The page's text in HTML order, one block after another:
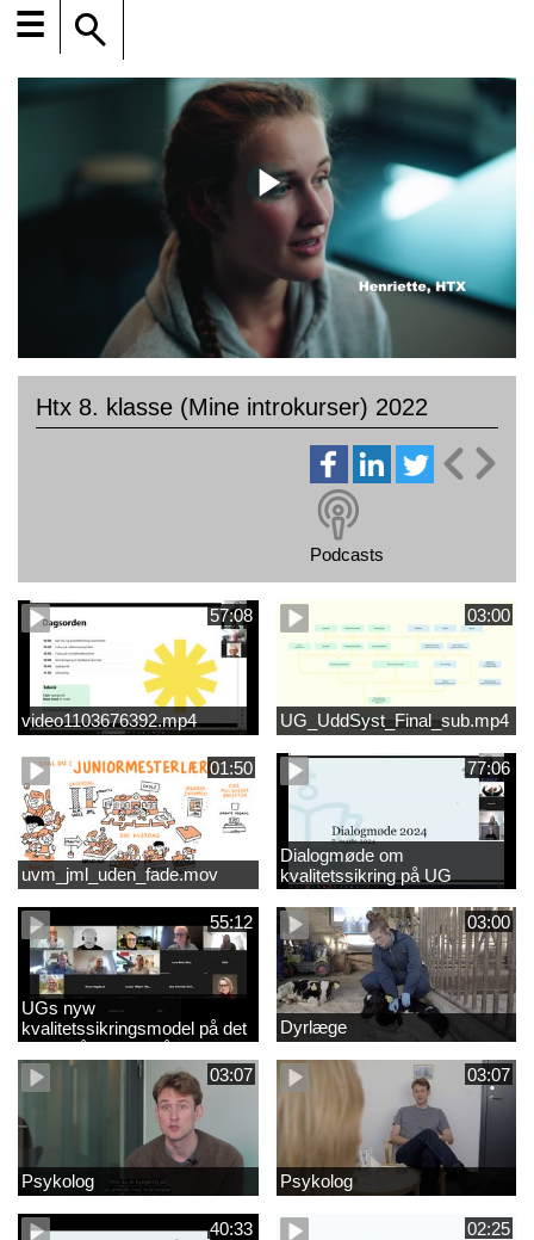
☰
Htx 8. klasse (Mine introkurser) 2022
Podcasts
57:08
video1103676392.mp4
03:00
UG_UddSyst_Final_sub.mp4
01:50
uvm_jml_uden_fade.mov
77:06
Dialogmøde om
kvalitetssikring på UG
55:12
UGs nyw
kvalitetssikringsmodel på det
videregående område
03:00
Dyrlæge
03:07
Psykolog
03:07
Psykolog
40:33 02:25